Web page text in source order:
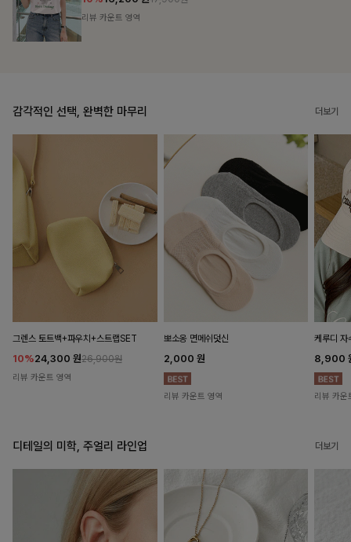
감각적인 선택, 완벽한 마무리 더보기
그렌스 토트백+파우치+스트랩SET
10%24,300 원26,900원
리뷰 카운트 영역
뽀소옹 면메쉬덧신
2,000 원
리뷰 카운트 영역
케루디 자
8,900
리뷰 카운
디테일의 미학, 주얼리 라인업 더보기